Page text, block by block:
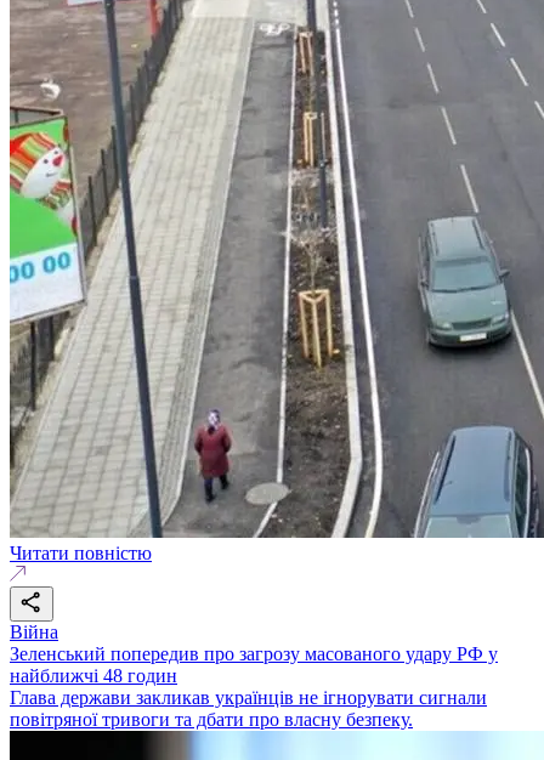
Читати повністю
Війна
Зеленський попередив про загрозу масованого удару РФ у
найближчі 48 годин
Глава держави закликав українців не ігнорувати сигнали
повітряної тривоги та дбати про власну безпеку.